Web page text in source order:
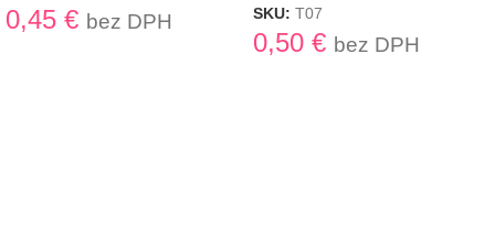
0,45 € bez DPH SKU: T07
0,50 € bez DPH